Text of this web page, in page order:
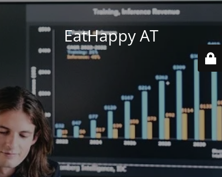
EatHappy AT